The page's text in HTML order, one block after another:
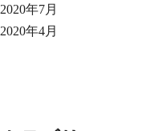
2020年7月
2020年4月